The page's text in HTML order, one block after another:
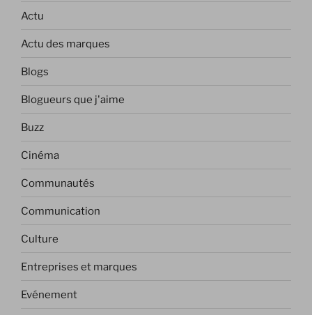
Actu
Actu des marques
Blogs
Blogueurs que j'aime
Buzz
Cinéma
Communautés
Communication
Culture
Entreprises et marques
Evénement